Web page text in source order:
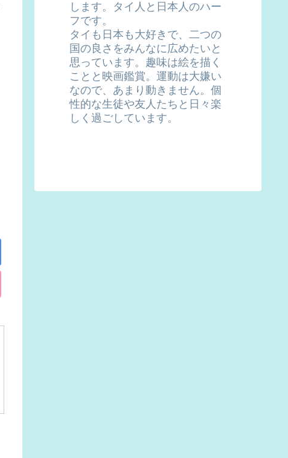
します。タイ人と日本人のハー
フです。
タイも日本も大好きで、二つの
国の良さをみんなに広めたいと
思っています。趣味は絵を描く
ことと映画鑑賞。運動は大嫌い
なので、あまり動きません。個
性的な生徒や友人たちと日々楽
しく過ごしています。